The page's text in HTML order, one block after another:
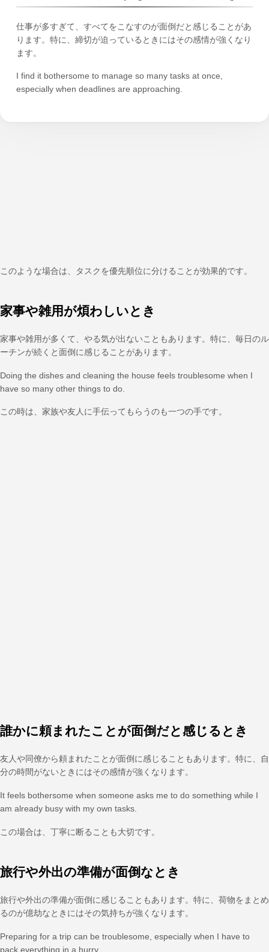
仕事が多すぎて、すべてをこなすのが面倒だと感じることがあ
ります。特に、締切が迫っているときにはその感情が強くなり
ます。
I find it bothersome to manage so many tasks at once,
especially when deadlines are approaching.
このような場合は、タスクを優先順位に分けることが効果的です。
家事や雑用が煩わしいとき
家事や雑用が多くて、やる気が出ないこともあります。特に、毎日のル
ーチンが続くと面倒に感じることがあります。
Doing the dishes and cleaning the house feels troublesome when I
have so many other things to do.
この時は、家族や友人に手伝ってもらうのも一つの手です。
誰かに頼まれたことが面倒だと感じるとき
友人や同僚から頼まれたことが面倒に感じることもあります。特に、自
分の時間がないときにはその感情が強くなります。
It feels bothersome when someone asks me to do something while I
am already busy with my own tasks.
この場合は、丁寧に断ることも大切です。
旅行や外出の準備が面倒なとき
旅行や外出の準備が面倒に感じることもあります。特に、荷物をまとめ
るのが億劫なときにはその気持ちが強くなります。
Preparing for a trip can be troublesome, especially when I have to
pack everything in a hurry.